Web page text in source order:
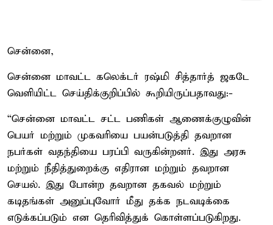
சென்னை,
சென்னை மாவட்ட கலெக்டர் ரஷ்மி சித்தார்த் ஜகடே
வெளியிட்ட செய்திக்குறிப்பில் கூறியிருப்பதாவது:-
“சென்னை மாவட்ட சட்ட பணிகள் ஆணைக்குழுவின்
பெயர் மற்றும் முகவரியை பயன்படுத்தி தவறான
நபர்கள் வதந்தியை பரப்பி வருகின்றனர். இது அரசு
மற்றும் நீதித்துறைக்கு எதிரான மற்றும் தவறான
செயல். இது போன்ற தவறான தகவல் மற்றும்
கடிதங்கள் அனுப்புவோர் மீது தக்க நடவடிக்கை
எடுக்கப்படும் என தெரிவித்துக் கொள்ளப்படுகிறது.